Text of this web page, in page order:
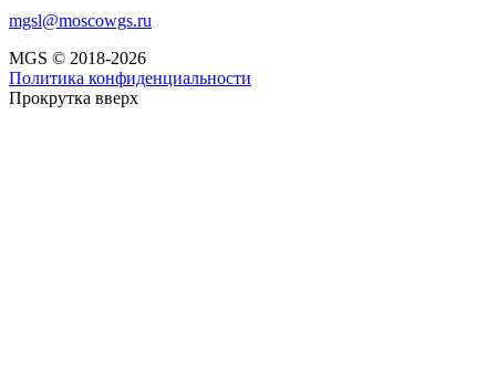
mgsl@moscowgs.ru
MGS © 2018-2026
Политика конфиденциальности
Прокрутка вверх